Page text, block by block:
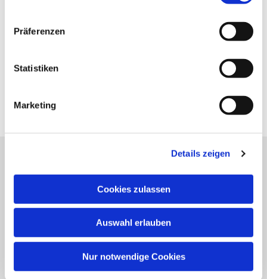
Präferenzen
Statistiken
Marketing
Details zeigen
Cookies zulassen
Auswahl erlauben
Nur notwendige Cookies
Katholische Kirchengemeinde
Pfarrei St. Benedikt Teltow-Fläming
NAVIGATION
Veranstaltungen